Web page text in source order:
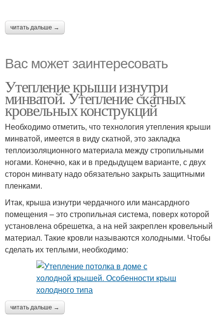
читать дальше →
Вас может заинтересовать
Утепление крыши изнутри
минватой. Утепление скатных
кровельных конструкций
Необходимо отметить, что технология утепления крыши
минватой, имеется в виду скатной, это закладка
теплоизоляционного материала между стропильными
ногами. Конечно, как и в предыдущем варианте, с двух
сторон минвату надо обязательно закрыть защитными
пленками.
Итак, крыша изнутри чердачного или мансардного
помещения – это стропильная система, поверх которой
установлена обрешетка, а на ней закреплен кровельный
материал. Такие кровли называются холодными. Чтобы
сделать их теплыми, необходимо:
читать дальше →